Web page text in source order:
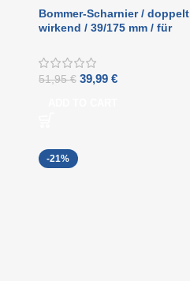
Bommer-Scharnier / doppelt
wirkend / 39/175 mm / für
schwarz lackiert
51,95€ 39,99 €
-21%